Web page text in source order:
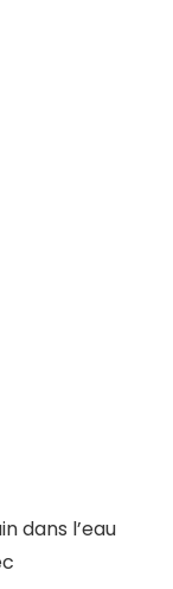
dans l’eau